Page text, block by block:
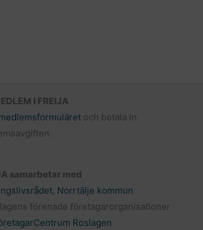
I FREIJA
och betala in
samarbetar med
Norrtälje kommun
förenade företagarorganisationer
Roslagen